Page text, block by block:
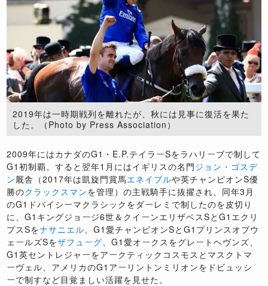
2019年は一時期戦列を離れたが、秋には見事に復活を果た
した。（Photo by Press Association）
2009年にはカナダのG1・E.P.テイラーSをラハリーブで制して
G1初制覇。すると翌年1月にはイギリスの名門ジョン・ゴスデ
ン厩舎（2017年は凱旋門賞馬エネイブルや英チャンピオンS優
勝のクラックスマンを管理）の主戦騎手に抜擢され、同年3月
のG1ドバイシーマクラシックをダーレミで制したのを皮切り
に、G1キングジョージ6世＆クイーンエリザベスSとG1エクリ
プスSをナサニエル 、G1愛チャンピオンSとG1プリンスオブウ
ェールズSをザフューグ 、G1愛オークスをグレートヘヴンズ、
G1英セントレジャーをアークティックコスモスとマスクトマ
ーヴェル、アメリカのG1アーリントンミリオンをドビュッシ
ーで制すなど目覚ましい活躍を見せた。